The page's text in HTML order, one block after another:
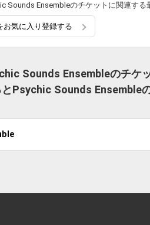
Sounds Ensembleのチケットに関連する
お気に入り登録する
Sounds Ensembleのチケ
Psychic Sounds Ensemble